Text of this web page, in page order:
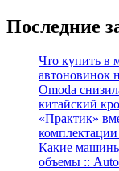
Последние
Что купить в
автоновинок
Omoda
китайский
«Практик»
Какие
объемы ::